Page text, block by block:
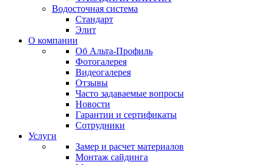
Водосточная система
Стандарт
Элит
О компании
Об Альта-Профиль
Фотогалерея
Видеогалерея
Отзывы
Часто задаваемые вопросы
Новости
Гарантии и сертификаты
Сотрудники
Услуги
Замер и расчет материалов
Монтаж сайдинга